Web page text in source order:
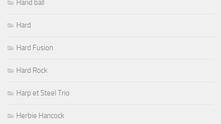
Hand ball
Hard
Hard Fusion
Hard Rock
Harp et Steel Trio
Herbie Hancock